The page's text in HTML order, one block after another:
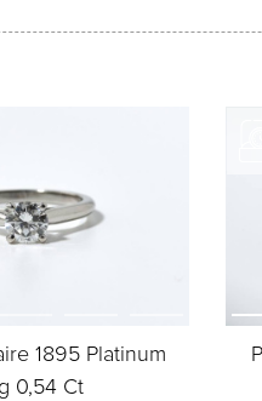
1895 Platinum
0,54 Ct